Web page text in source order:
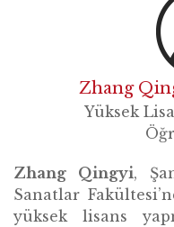
Zhang
Yüksek
Zhang Qingyi,
Sanatlar
yüksek lisans